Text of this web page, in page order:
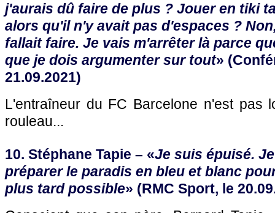
j'aurais dû faire de plus ? Jouer en tiki
alors qu'il n'y avait pas d'espaces ?
fallait faire. Je vais m'arrêter là parce
que je dois argumenter sur tout»
21.09.2021)
L'entraîneur du FC Barcelone n'est pas
rouleau...
10. Stéphane Tapie – «Je suis épuisé.
préparer le paradis en bleu et blanc
plus tard possible» (RMC Sport, le